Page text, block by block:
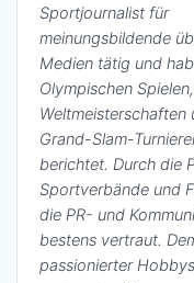
Sportjournalist für
meinungsbildende
Medien tätig und
Olympischen
Weltmeisterschaften
Grand-Slam-
berichtet. Durch die
Sportverbände und
die PR- und
bestens vertraut.
passionierter